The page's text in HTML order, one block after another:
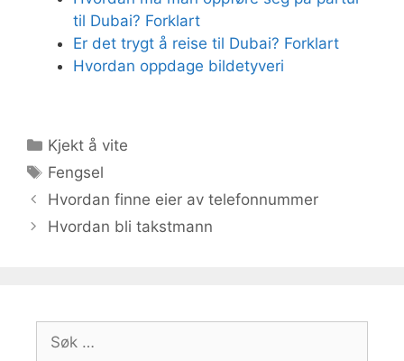
til Dubai? Forklart
Er det trygt å reise til Dubai? Forklart
Hvordan oppdage bildetyveri
Kategorier
Kjekt å vite
Stikkord
Fengsel
Hvordan finne eier av telefonnummer
Hvordan bli takstmann
etter: